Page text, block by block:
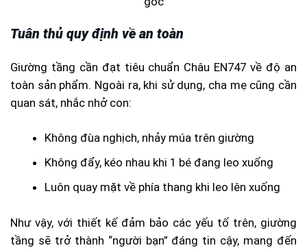
Tuân thủ quy định về an toàn
Giường tầng cần đạt tiêu chuẩn Châu EN747 về độ an
toàn sản phẩm. Ngoài ra, khi sử dụng, cha mẹ cũng cần
quan sát, nhắc nhở con:
Không đùa nghịch, nhảy múa trên giường
Không đẩy, kéo nhau khi 1 bé đang leo xuống
Luôn quay mặt về phía thang khi leo lên xuống
Như vậy, với thiết kế đảm bảo các yếu tố trên, giường
tầng sẽ trở thành “người bạn” đáng tin cậy, mang đến